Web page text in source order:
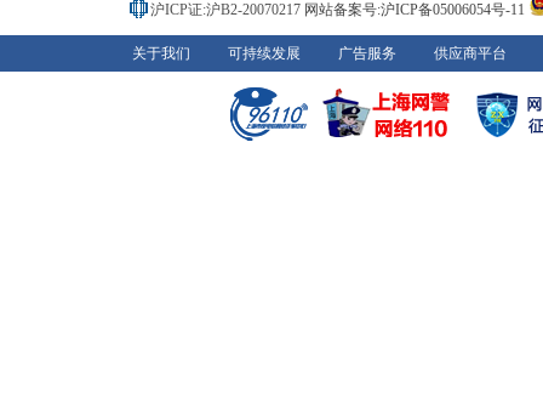
沪ICP证:沪B2-20070217 网站备案号:沪ICP备05006054号-11
关于我们 可持续发展 广告服务 供应商平台